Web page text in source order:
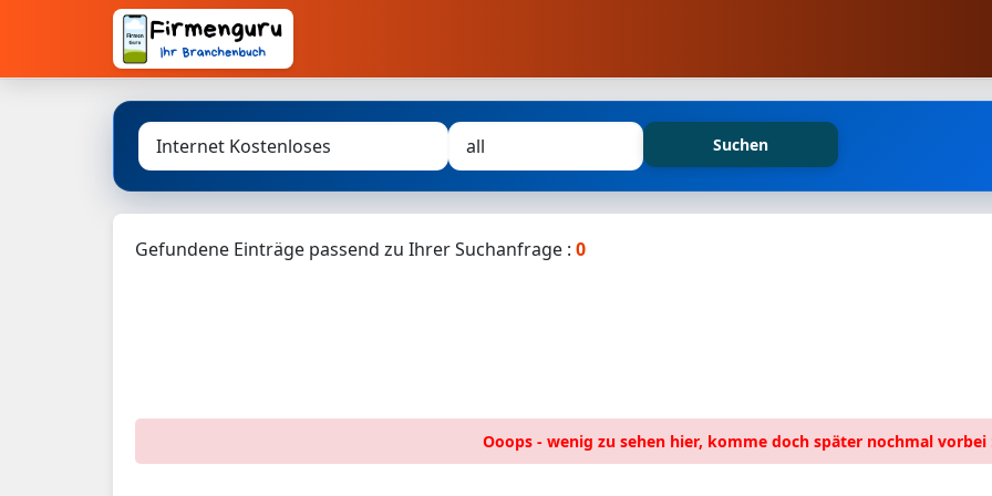
Suchen
Gefundene Einträge passend zu Ihrer Suchanfrage : 0
Ooops - wenig zu sehen hier, komme doch später nochmal vorbei